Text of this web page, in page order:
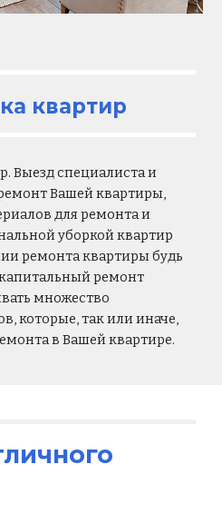
квартир
Выезд специалиста и
Вашей квартиры,
для ремонта и
уборкой квартир
ремонта квартиры будь
ремонт
множество
которые, так или иначе,
в Вашей квартире.